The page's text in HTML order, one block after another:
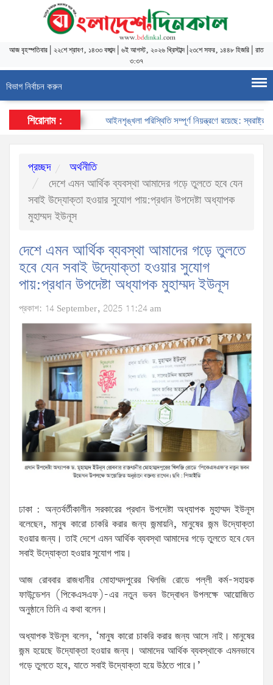
আজবৃহস্পতিবার ২২শে শ্রাবণ, ১৪৩৩ বঙ্গাব্দ| ৬ই আগস্ট, ২০২৬ খ্রিস্টাব্দ| ২৩শে সফর, ১৪৪৮ হিজরি রাত
৩:৩৭
বিভাগ নির্বাচন করুন
শিরোনাম : আইনশৃঙ্খলা পরিস্থিতি সম্পূর্ণ নিয়ন্ত্রণে রয়েছে: স্বরাষ্ট্রমন্ত্রী
প্রচ্ছদ
অর্থনীতি
দেশে এমন আর্থিক ব্যবস্থা আমাদের গড়ে তুলতে হবে যেন
সবাই উদ্যোক্তা হওয়ার সুযোগ পায়:প্রধান উপদেষ্টা অধ্যাপক
মুহাম্মদ ইউনূস
দেশে এমন আর্থিক ব্যবস্থা আমাদের গড়ে তুলতে
হবে যেন সবাই উদ্যোক্তা হওয়ার সুযোগ
পায়:প্রধান উপদেষ্টা অধ্যাপক মুহাম্মদ ইউনূস
প্রকাশ: 14 September, 2025 11:24 am
ঢাকা : অন্তর্বর্তীকালীন সরকারের প্রধান উপদেষ্টা অধ্যাপক মুহাম্মদ ইউনূস
বলেছেন, মানুষ কারো চাকরি করার জন্য জন্মায়নি, মানুষের জন্ম উদ্যোক্তা
হওয়ার জন্য। তাই দেশে এমন আর্থিক ব্যবস্থা আমাদের গড়ে তুলতে হবে যেন
সবাই উদ্যোক্তা হওয়ার সুযোগ পায়।
আজ রোববার রাজধানীর মোহাম্মদপুরের খিলজি রোডে পল্লী কর্ম-সহায়ক
ফাউন্ডেশন (পিকেএসএফ)-এর নতুন ভবন উদ্বোধন উপলক্ষে আয়োজিত
অনুষ্ঠানে তিনি এ কথা বলেন।
অধ্যাপক ইউনূস বলেন, ‘মানুষ কারো চাকরি করার জন্য আসে নাই। মানুষের
জন্ম হয়েছে উদ্যোক্তা হওয়ার জন্য। আমাদের আর্থিক ব্যবস্থাকে এমনভাবে
গড়ে তুলতে হবে, যাতে সবাই উদ্যোক্তা হয়ে উঠতে পারে।’